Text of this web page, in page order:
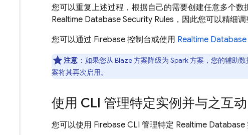
您可以重复上述过程，根据自己的需要创建任意多个
Realtime Database Security Rules ，因此您可以精细
您可以通过 Firebase 控制台或使用 Realtime
注意 ： 如果您从 Blaze 方案降级为 Spark 方案，您的辅助
案将其再次启用。
使用 CLI 管理特定实例并与之互动
您可以使用 Firebase CLI 管理特定 Realtime Database